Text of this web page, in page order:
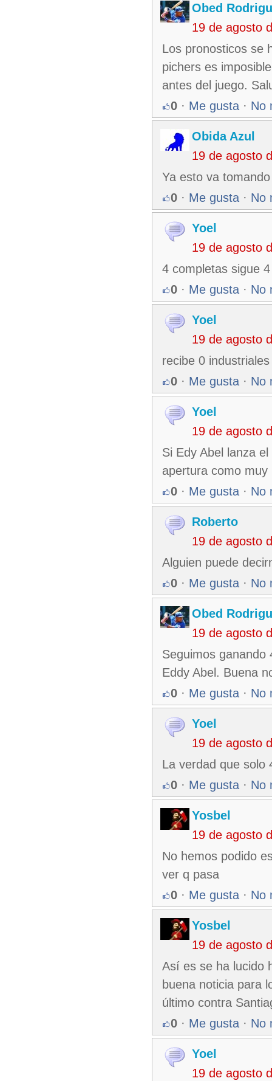
Obed
19 de agosto
Los pronosticos se
pichers es
antes del juego.
0 · Me gusta · No
Obida Azul
19 de agosto
Ya esto va
0 · Me gusta · No
Yoel
19 de agosto
4 completas sigue
0 · Me gusta · No
Yoel
19 de agosto
recibe 0
0 · Me gusta · No
Yoel
19 de agosto
Si Edy Abel lanza
apertura como muy
0 · Me gusta · No
Roberto
19 de agosto
Alguien puede
0 · Me gusta · No
Obed
19 de agosto
Seguimos ganando
Eddy Abel. Buena
0 · Me gusta · No
Yoel
19 de agosto
La verdad que solo
0 · Me gusta · No
Yosbel
19 de agosto
No hemos podido
ver q pasa
0 · Me gusta · No
Yosbel
19 de agosto
Así es se ha lucido
buena noticia para
último contra
0 · Me gusta · No
Yoel
19 de agosto